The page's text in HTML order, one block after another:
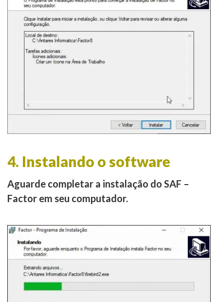
4. Instalando o software
Aguarde completar a instalação do SAF –
Factor em seu computador.